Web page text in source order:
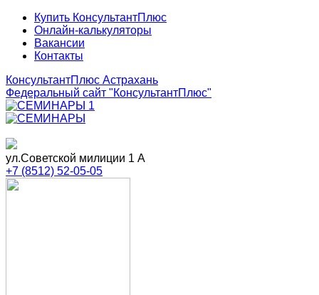
Купить КонсультантПлюс
Онлайн-калькуляторы
Вакансии
Контакты
КонсультантПлюс Астрахань
Федеральный сайт "КонсультантПлюс"
ул.Советской милиции 1 А
+7 (8512) 52-05-05